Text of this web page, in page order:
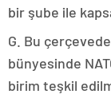
bir şube ile
G. Bu
bünyesinde
birim teşkil